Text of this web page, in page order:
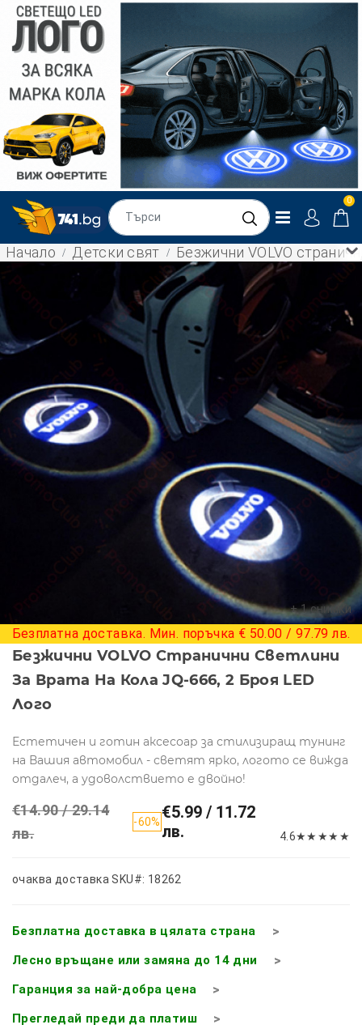
0
Начало Детски свят Безжични VOLVO
+ 1 снимки
Безплатна доставка. Мин. поръчка € 50.00 / 97.79 лв.
Безжични VOLVO Странични Светлини
За Врата На Кола JQ-666, 2 Броя LED
Лого
Естетичен и готин аксесоар за стилизиращ тунинг
на Вашия автомобил - светят ярко, логото се вижда
отдалеч, а удоволствието е двойно!
€14.90 / 29.14
лв.
-60%€5.99 / 11.72
лв.
4.6★★ ★★ ★
очаква доставка SKU#: 18262
Безплатна доставка в цялата страна
Лесно връщане или замяна до 14 дни
Гаранция за най-добра цена
Прегледай преди да платиш